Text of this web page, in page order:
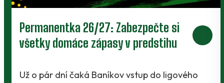
Permanentka 26/27: Zabezpečte si
všetky domáce zápasy v predstihu
Už o pár dní čaká Baníkov vstup do ligového